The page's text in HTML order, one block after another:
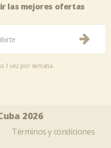
las mejores ofertas
1 vez por semana.
2026
Términos y condiciones